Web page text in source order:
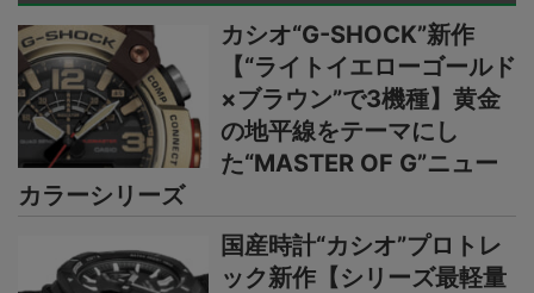
カシオ“G-SHOCK”新作
【“ライトイエローゴールド
×ブラウン”で3機種】黄金
の地平線をテーマにし
た“MASTER OF G”ニュー
カラーシリーズ
国産時計“カシオ”プロトレ
ック新作【シリーズ最軽量